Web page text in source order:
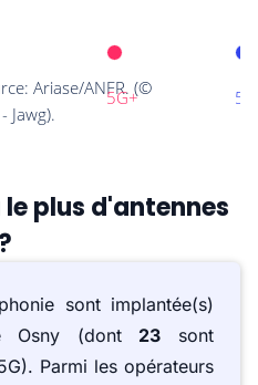
plus d'antennes
sont implantée(s)
Osny (dont 23 sont
Parmi les opérateurs